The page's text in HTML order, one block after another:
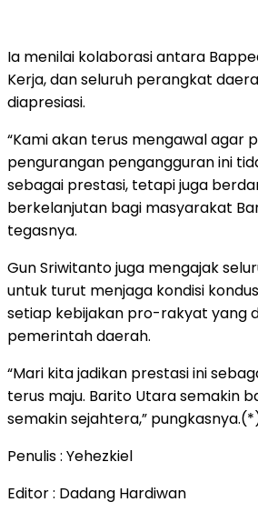
Ia menilai kolaborasi antara
Kerja, dan seluruh perangkat
diapresiasi.
“Kami akan terus mengawal
pengurangan pengangguran ini
sebagai prestasi, tetapi juga
berkelanjutan bagi masyarakat
tegasnya.
Gun Sriwitanto juga mengajak
untuk turut menjaga kondisi
setiap kebijakan pro-rakyat yang
pemerintah daerah.
“Mari kita jadikan prestasi ini
terus maju. Barito Utara semakin
semakin sejahtera,”
Penulis : Yehezkiel
Editor : Dadang Hardiwan